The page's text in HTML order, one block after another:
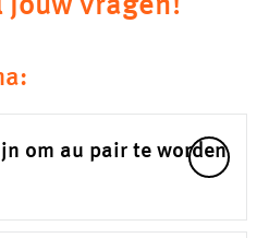
jouw vragen!
om au pair te worden